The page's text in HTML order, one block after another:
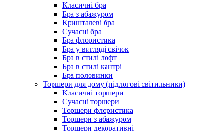
Класичні бра
Бра з абажуром
Кришталеві бра
Сучасні бра
Бра флористика
Бра у вигляді свічок
Бра в стилі лофт
Бра в стилі кантрі
Бра половинки
Торшери для дому (підлогові світильники)
Класичні торшери
Сучасні торшери
Торшери флористика
Торшери з абажуром
Торшери декоративні